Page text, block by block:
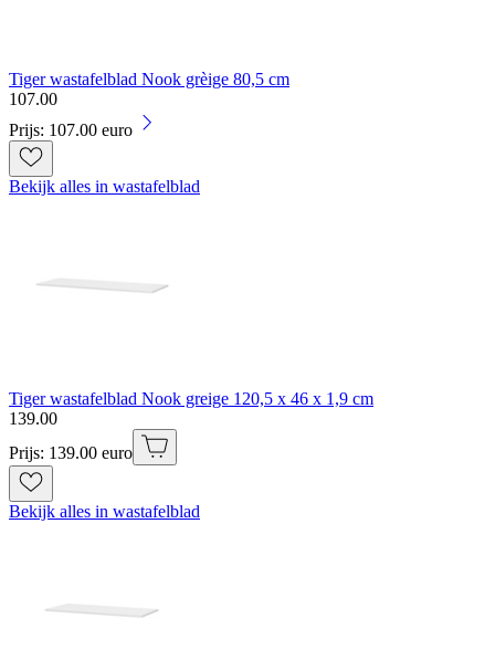
Tiger wastafelblad Nook grèige 80,5 cm
107.00
Prijs: 107.00 euro
Bekijk alles in wastafelblad
Tiger wastafelblad Nook greige 120,5 x 46 x 1,9 cm
139.00
Prijs: 139.00 euro
Bekijk alles in wastafelblad